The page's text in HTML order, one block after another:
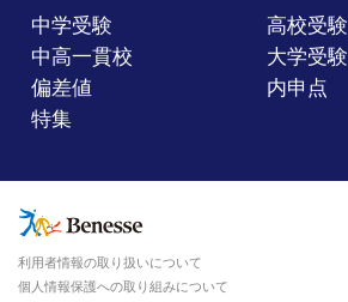
中学受験
高校受験
中高一貫校
大学受験
偏差値
内申点
特集
利用者情報の取り扱いについて
個人情報保護への取り組みについて